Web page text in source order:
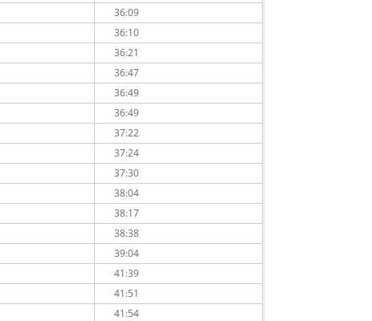
36:09
36:10
36:21
36:47
36:49
36:49
37:22
37:24
37:30
38:04
38:17
38:38
39:04
41:39
41:51
41:54